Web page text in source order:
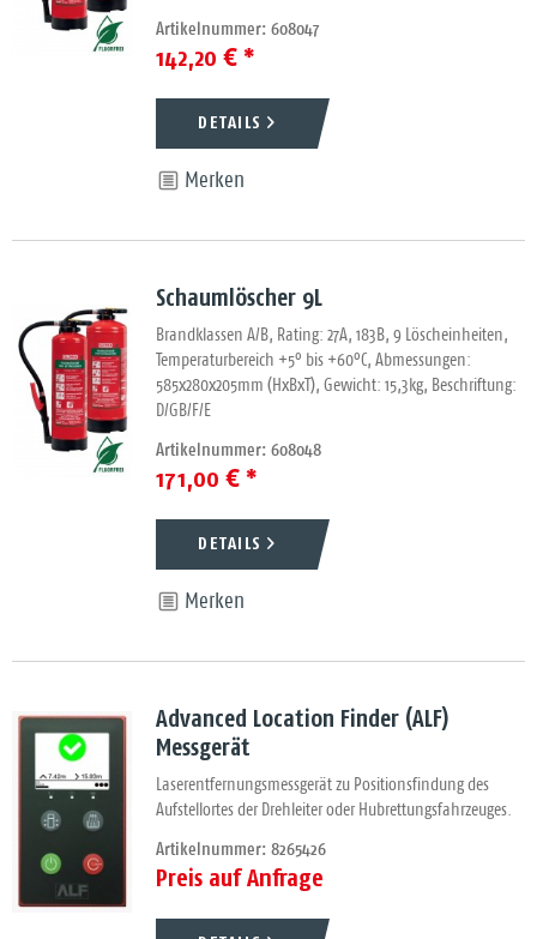
Artikelnummer: 608047
142,20 € *
DETAILS
Merken
Schaumlöscher 9L
Brandklassen A/B, Rating: 27A, 183B, 9 Löscheinheiten,
Temperaturbereich +5° bis +60°C, Abmessungen:
585x280x205mm (HxBxT), Gewicht: 15,3kg, Beschriftung:
D/GB/F/E
Artikelnummer: 608048
171,00 € *
DETAILS
Merken
Advanced Location Finder (ALF)
Messgerät
Laserentfernungsmessgerät zu Positionsfindung des
Aufstellortes der Drehleiter oder Hubrettungsfahrzeuges.
Artikelnummer: 8265426
Preis auf Anfrage